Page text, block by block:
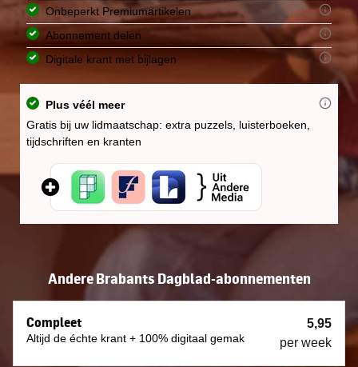
Onbeperkt Premiumartikelen
Abonnement delen
Digitale krant met bijlagen
Plus véél meer
Gratis bij uw lidmaatschap: extra puzzels, luisterboeken,
tijdschriften en kranten
Andere Brabants Dagblad-abonnementen
Compleet
Altijd de échte krant + 100% digitaal gemak
5,95
per week